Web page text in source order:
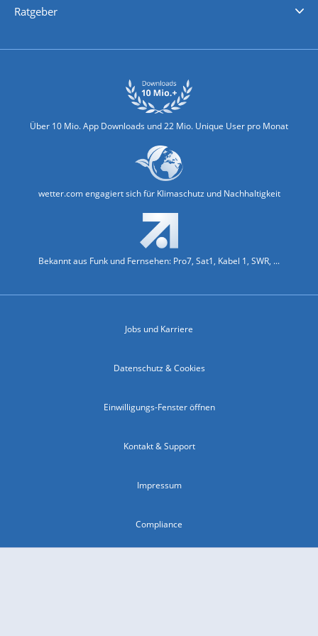
Ratgeber
Über 10 Mio. App Downloads und 22 Mio. Unique User pro Monat
wetter.com engagiert sich für Klimaschutz und Nachhaltigkeit
Bekannt aus Funk und Fernsehen: Pro7, Sat1, Kabel 1, SWR, ...
Jobs und Karriere
Datenschutz & Cookies
Einwilligungs-Fenster öffnen
Kontakt & Support
Impressum
Compliance